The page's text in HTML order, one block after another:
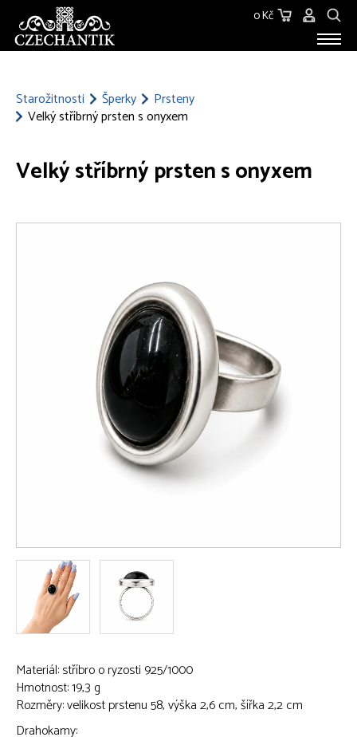
0 Kč
Starožitnosti Šperky
Prsteny
Velký stříbrný prsten s onyxem
Velký stříbrný prsten s onyxem
Materiál: stříbro o ryzosti 925/1000
Hmotnost: 19,3 g
Rozměry: velikost prstenu 58, výška 2,6 cm, šířka 2,2 cm
Drahokamy: